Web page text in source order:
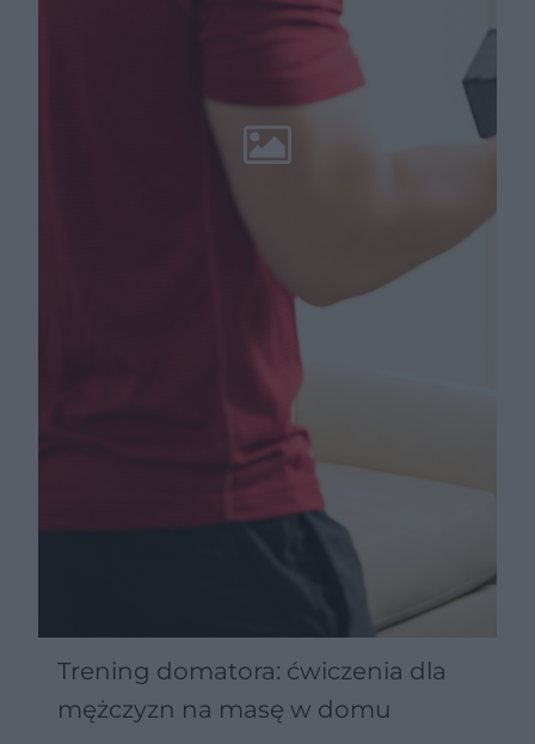
Trening domatora: ćwiczenia dla
mężczyzn na masę w domu